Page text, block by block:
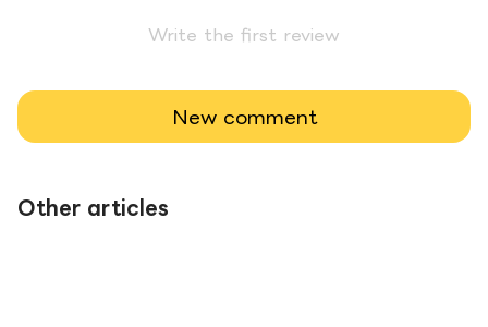
Write the first review
New comment
Other articles